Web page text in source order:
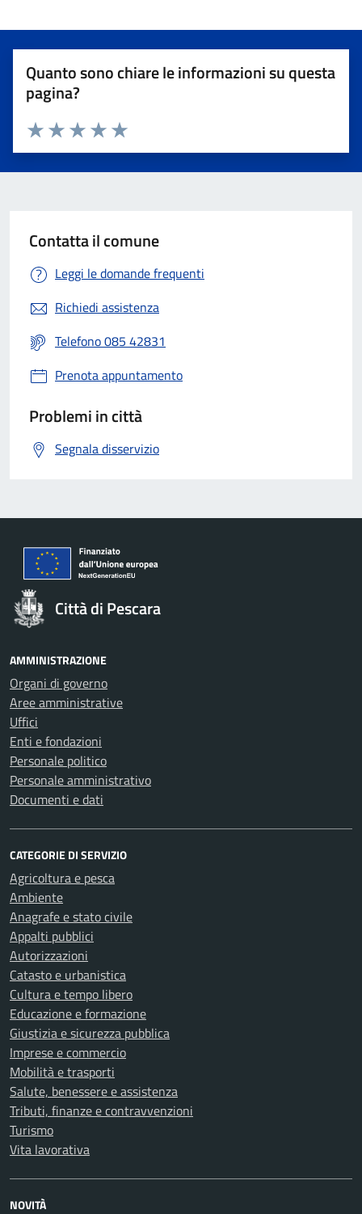
Quanto sono chiare le informazioni su questa
pagina?
Valuta 5 stelle su 5
Valuta 4 stelle su 5
Valuta 3 stelle su 5
Valuta 2 stelle su 5
Valuta 1 stelle su 5
Contatta il comune
Leggi le domande frequenti
Richiedi assistenza
Telefono 085 42831
Prenota appuntamento
Problemi in città
Segnala disservizio
Città di Pescara
AMMINISTRAZIONE
Organi di governo
Aree amministrative
Uffici
Enti e fondazioni
Personale politico
Personale amministrativo
Documenti e dati
CATEGORIE DI SERVIZIO
Agricoltura e pesca
Ambiente
Anagrafe e stato civile
Appalti pubblici
Autorizzazioni
Catasto e urbanistica
Cultura e tempo libero
Educazione e formazione
Giustizia e sicurezza pubblica
Imprese e commercio
Mobilità e trasporti
Salute, benessere e assistenza
Tributi, finanze e contravvenzioni
Turismo
Vita lavorativa
NOVITÀ